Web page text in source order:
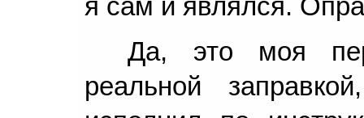
Да, это моя
реальной